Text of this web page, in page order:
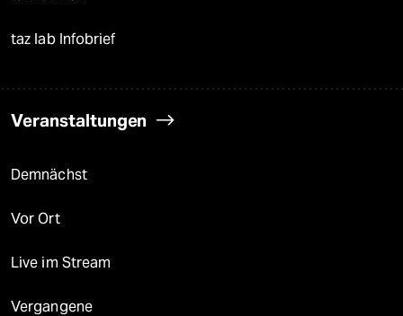
taz lab Infobrief
Veranstaltungen
Demnächst
Vor Ort
Live im Stream
Vergangene